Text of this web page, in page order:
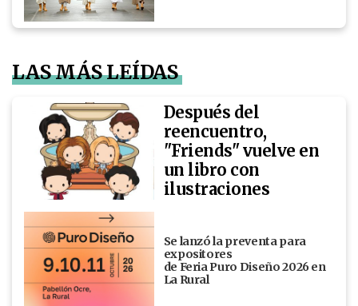
LAS MÁS LEÍDAS
Después del
reencuentro,
"Friends" vuelve en
un libro con
ilustraciones
Se lanzó la preventa para
expositores
de Feria Puro Diseño 2026 en
La Rural